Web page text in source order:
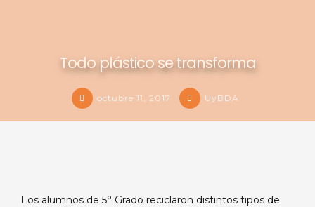
Todo plástico se transforma
octubre 11, 2017 UyBDA
Los alumnos de 5° Grado reciclaron distintos tipos de